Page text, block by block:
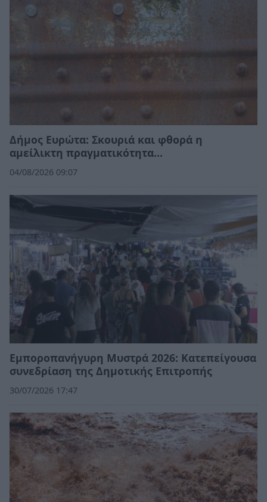
Δήμος Ευρώτα: Σκουριά και φθορά η
αμείλικτη πραγματικότητα…
04/08/2026 09:07
Εμποροπανήγυρη Μυστρά 2026: Κατεπείγουσα
συνεδρίαση της Δημοτικής Επιτροπής
30/07/2026 17:47